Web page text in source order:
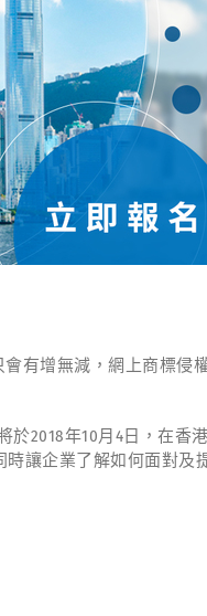
有增無減，網上商標侵
2018年10月4日，在香
讓企業了解如何面對及